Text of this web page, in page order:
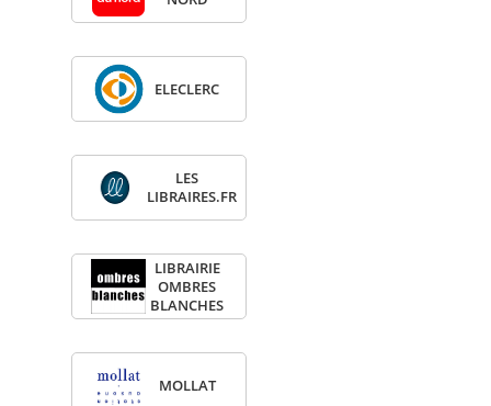
ELE­CLERC
LES
LIBRAIRES.FR
LIBRAI­RIE
OMBRES
BLANCHES
MOL­LAT